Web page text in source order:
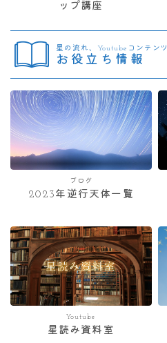
ップ講座
星の流れ、Youtubeコンテンツ
お役立ち情報
ブログ
2023年逆行天体一覧
Youtube
星読み資料室